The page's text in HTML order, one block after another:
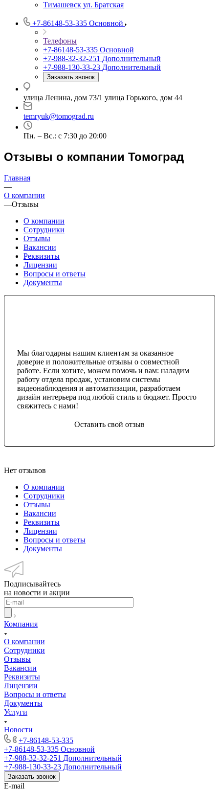
Тимашевск ул. Братская
+7-86148-53-335 Основной
Телефоны
+7-86148-53-335 Основной
+7-988-32-32-251 Дополнительный
+7-988-130-33-23 Дополнительный
Заказать звонок
улица Ленина, дом 73/1 улица Горького, дом 44
temryuk@tomograd.ru
Пн. – Вс.: с 7:30 до 20:00
Отзывы о компании Томоград
Главная
—
О компании
—Отзывы
О компании
Сотрудники
Отзывы
Вакансии
Реквизиты
Лицензии
Вопросы и ответы
Документы
Мы благодарны нашим клиентам за оказанное
доверие и положительные отзывы о совместной
работе. Если хотите, можем помочь и вам: наладим
работу отдела продаж, установим системы
видеонаблюдения и автоматизации, разработаем
дизайн интерьера под любой стиль и бюджет. Просто
свяжитесь с нами!
Оставить свой отзыв
Нет отзывов
О компании
Сотрудники
Отзывы
Вакансии
Реквизиты
Лицензии
Вопросы и ответы
Документы
Подписывайтесь
на новости и акции
Компания
О компании
Сотрудники
Отзывы
Вакансии
Реквизиты
Лицензии
Вопросы и ответы
Документы
Услуги
Новости
+7-86148-53-335
+7-86148-53-335 Основной
+7-988-32-32-251 Дополнительный
+7-988-130-33-23 Дополнительный
Заказать звонок
E-mail